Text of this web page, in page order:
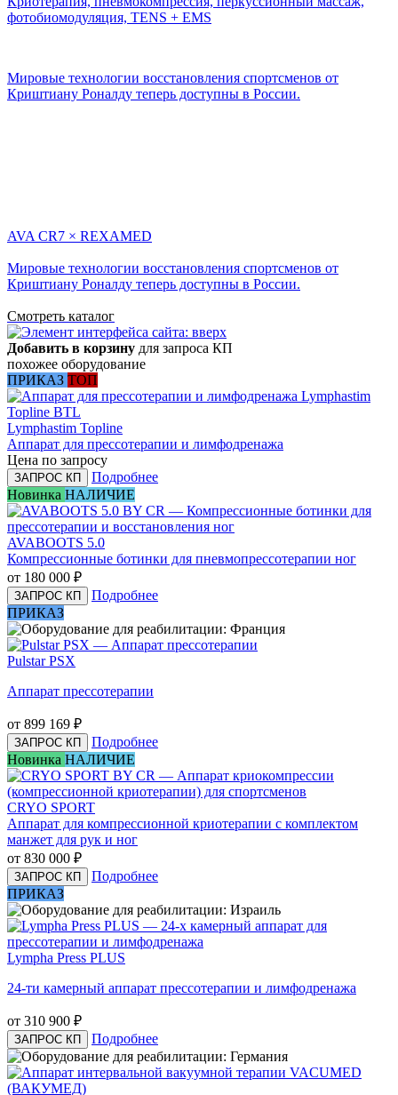
фотобиомодуляция, TENS + EMS
Мировые технологии восстановления спортсменов от
Криштиану Роналду теперь доступны в России.
AVA CR7 × REXAMED
Мировые технологии восстановления спортсменов от
Криштиану Роналду теперь доступны в России.
Смотреть каталог
Добавить в корзину для запроса КП
похожее оборудование
ПРИКАЗ ТОП
Lymphastim Topline
Аппарат для прессотерапии и лимфодренажа
Цена по запросу
ЗАПРОС КП
Подробнее
Новинка НАЛИЧИЕ
AVABOOTS 5.0
Компрессионные ботинки для пневмопрессотерапии ног
от 180 000 ₽
ЗАПРОС КП
Подробнее
ПРИКАЗ
Pulstar PSX
Аппарат прессотерапии
от 899 169 ₽
ЗАПРОС КП
Подробнее
Новинка НАЛИЧИЕ
CRYO SPORT
Аппарат для компрессионной криотерапии с комплектом
манжет для рук и ног
от 830 000 ₽
ЗАПРОС КП
Подробнее
ПРИКАЗ
Lympha Press PLUS
24-ти камерный аппарат прессотерапии и лимфодренажа
от 310 900 ₽
ЗАПРОС КП Подробнее